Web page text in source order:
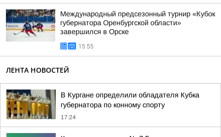
Международный предсезонный турнир «Кубок
губернатора Оренбургской области»
завершился в Орске
15:55
ЛЕНТА НОВОСТЕЙ
В Кургане определили обладателя Кубка
губернатора по конному спорту
17:24